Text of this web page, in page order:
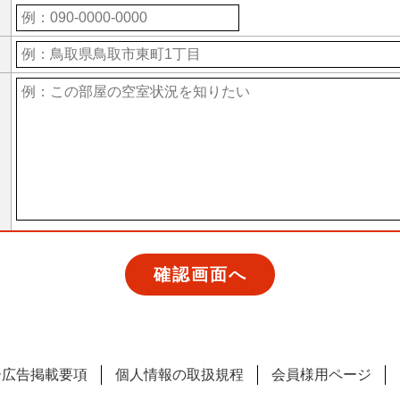
告掲載要項 個人情報の取扱規程 会員様用ページ